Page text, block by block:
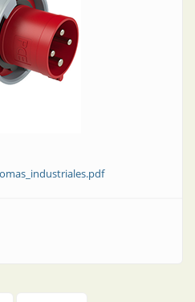
tomas industriales